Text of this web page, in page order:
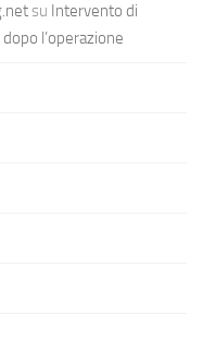
su Intervento di
l’operazione